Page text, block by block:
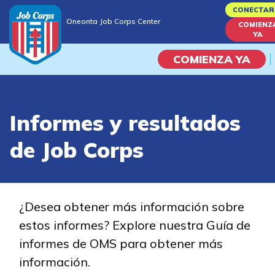
to
content
Oneonta Job Corps Center
YA
COMIENZA YA
Vida En El Campus
Habilidades académicas
Estudiar
Programas de
Informes y resultados
de Job Corps
¿Desea obtener más información sobre
estos informes? Explore nuestra Guía de
informes de OMS para obtener más
información.